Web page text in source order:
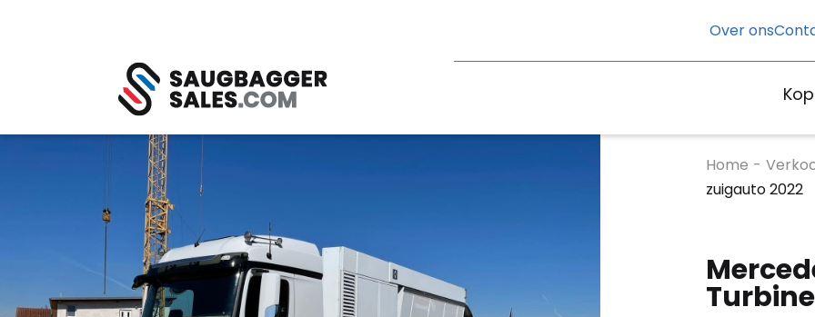
Over ons
Home -
zuigauto 2022